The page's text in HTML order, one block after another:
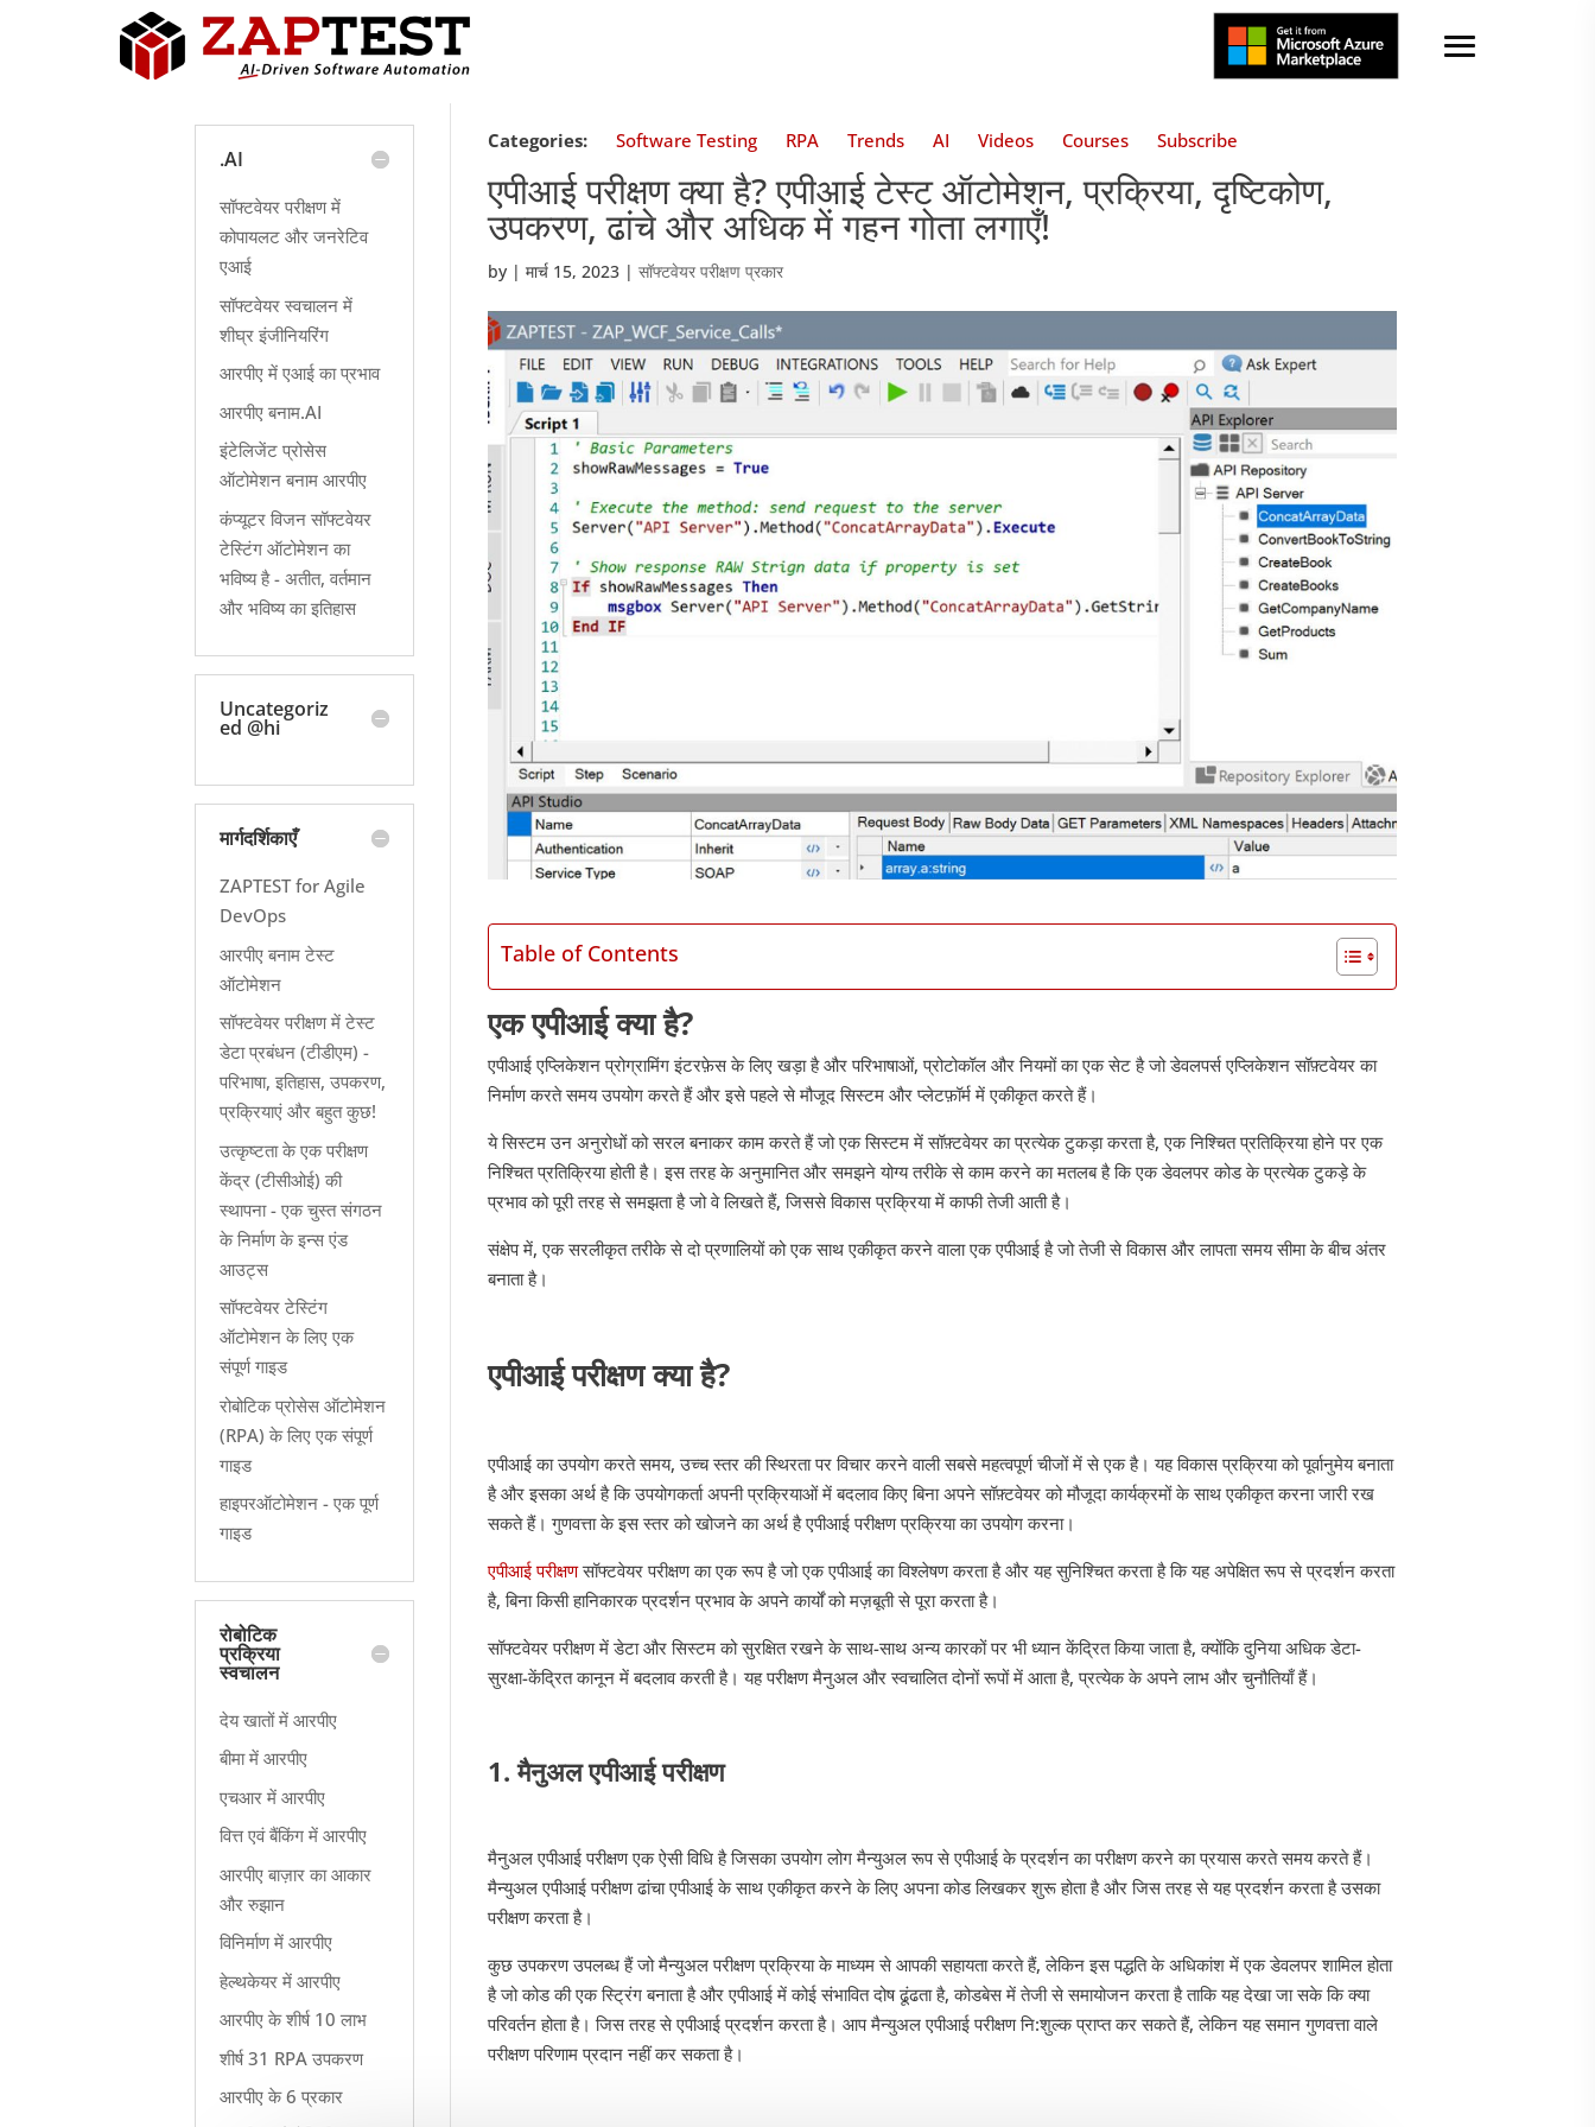
Categories: Software Testing RPA Trends AI Videos Courses Subscribe
एपीआई परीक्षण क्या है? एपीआई टेस्ट ऑटोमेशन, प्रक्रिया, दृष्टिकोण,
उपकरण, ढांचे और अधिक में गहन गोता लगाएँ!
by |मार्च 15, 2023 |सॉफ्टवेयर परीक्षण प्रकार
Table of Contents
एक एपीआई क्या है?
एपीआई एप्लिकेशन प्रोग्रामिंग इंटरफ़ेस के लिए खड़ा है और परिभाषाओं, प्रोटोकॉल और नियमों का एक सेट है जो डेवलपर्स एप्लिकेशन सॉफ़्टवेयर का
निर्माण करते समय उपयोग करते हैं और इसे पहले से मौजूद सिस्टम और प्लेटफ़ॉर्म में एकीकृत करते हैं।
ये सिस्टम उन अनुरोधों को सरल बनाकर काम करते हैं जो एक सिस्टम में सॉफ़्टवेयर का प्रत्येक टुकड़ा करता है, एक निश्चित प्रतिक्रिया होने पर एक
निश्चित प्रतिक्रिया होती है। इस तरह के अनुमानित और समझने योग्य तरीके से काम करने का मतलब है कि एक डेवलपर कोड के प्रत्येक टुकड़े के
प्रभाव को पूरी तरह से समझता है जो वे लिखते हैं, जिससे विकास प्रक्रिया में काफी तेजी आती है।
संक्षेप में, एक सरलीकृत तरीके से दो प्रणालियों को एक साथ एकीकृत करने वाला एक एपीआई है जो तेजी से विकास और लापता समय सीमा के बीच अंतर
बनाता है।
एपीआई परीक्षण क्या है?
एपीआई का उपयोग करते समय, उच्च स्तर की स्थिरता पर विचार करने वाली सबसे महत्वपूर्ण चीजों में से एक है। यह विकास प्रक्रिया को पूर्वानुमेय बनाता
है और इसका अर्थ है कि उपयोगकर्ता अपनी प्रक्रियाओं में बदलाव किए बिना अपने सॉफ़्टवेयर को मौजूदा कार्यक्रमों के साथ एकीकृत करना जारी रख
सकते हैं। गुणवत्ता के इस स्तर को खोजने का अर्थ है एपीआई परीक्षण प्रक्रिया का उपयोग करना।
एपीआई परीक्षणसॉफ्टवेयर परीक्षण का एक रूप है जो एक एपीआई का विश्लेषण करता है और यह सुनिश्चित करता है कि यह अपेक्षित रूप से प्रदर्शन करता
है, बिना किसी हानिकारक प्रदर्शन प्रभाव के अपने कार्यों को मज़बूती से पूरा करता है।
सॉफ्टवेयर परीक्षण में डेटा और सिस्टम को सुरक्षित रखने के साथ-साथ अन्य कारकों पर भी ध्यान केंद्रित किया जाता है, क्योंकि दुनिया अधिक डेटा-
सुरक्षा-केंद्रित कानून में बदलाव करती है। यह परीक्षण मैनुअल और स्वचालित दोनों रूपों में आता है, प्रत्येक के अपने लाभ और चुनौतियाँ हैं।
1. मैनुअल एपीआई परीक्षण
मैनुअल एपीआई परीक्षण एक ऐसी विधि है जिसका उपयोग लोग मैन्युअल रूप से एपीआई के प्रदर्शन का परीक्षण करने का प्रयास करते समय करते हैं।
मैन्युअल एपीआई परीक्षण ढांचा एपीआई के साथ एकीकृत करने के लिए अपना कोड लिखकर शुरू होता है और जिस तरह से यह प्रदर्शन करता है उसका
परीक्षण करता है।
कुछ उपकरण उपलब्ध हैं जो मैन्युअल परीक्षण प्रक्रिया के माध्यम से आपकी सहायता करते हैं, लेकिन इस पद्धति के अधिकांश में एक डेवलपर शामिल होता
है जो कोड की एक स्ट्रिंग बनाता है और एपीआई में कोई संभावित दोष ढूंढता है, कोडबेस में तेजी से समायोजन करता है ताकि यह देखा जा सके कि क्या
परिवर्तन होता है। जिस तरह से एपीआई प्रदर्शन करता है। आप मैन्युअल एपीआई परीक्षण नि:शुल्क प्राप्त कर सकते हैं, लेकिन यह समान गुणवत्ता वाले
परीक्षण परिणाम प्रदान नहीं कर सकता है।
.AI
सॉफ्टवेयर परीक्षण में
कोपायलट और जनरेटिव
एआई
सॉफ्टवेयर स्वचालन में
शीघ्र इंजीनियरिंग
आरपीए में एआई का प्रभाव
आरपीए बनाम.AI
इंटेलिजेंट प्रोसेस
ऑटोमेशन बनाम आरपीए
कंप्यूटर विजन सॉफ्टवेयर
टेस्टिंग ऑटोमेशन का
भविष्य है - अतीत, वर्तमान
और भविष्य का इतिहास
Uncategoriz
ed @hi
मार्गदर्शिकाएँ
ZAPTEST for Agile
DevOps
आरपीए बनाम टेस्ट
ऑटोमेशन
सॉफ्टवेयर परीक्षण में टेस्ट
डेटा प्रबंधन (टीडीएम) -
परिभाषा, इतिहास, उपकरण,
प्रक्रियाएं और बहुत कुछ!
उत्कृष्टता के एक परीक्षण
केंद्र (टीसीओई) की
स्थापना - एक चुस्त संगठन
के निर्माण के इन्स एंड
आउट्स
सॉफ्टवेयर टेस्टिंग
ऑटोमेशन के लिए एक
संपूर्ण गाइड
रोबोटिक प्रोसेस ऑटोमेशन
(RPA) के लिए एक संपूर्ण
गाइड
हाइपरऑटोमेशन - एक पूर्ण
गाइड
रोबोटिक
प्रक्रिया
स्वचालन
देय खातों में आरपीए
बीमा में आरपीए
एचआर में आरपीए
वित्त एवं बैंकिंग में आरपीए
आरपीए बाज़ार का आकार
और रुझान
विनिर्माण में आरपीए
हेल्थकेयर में आरपीए
आरपीए के शीर्ष 10 लाभ
शीर्ष 31 RPA उपकरण
आरपीए के 6 प्रकार